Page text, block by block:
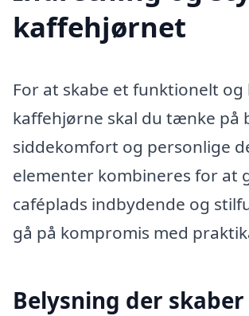
kaffehjørnet
For at skabe et funktionelt
kaffehjørne skal du tænke på
siddekomfort og personlige
elementer kombineres for at
caféplads indbydende og
gå på kompromis med
Belysning der skaber